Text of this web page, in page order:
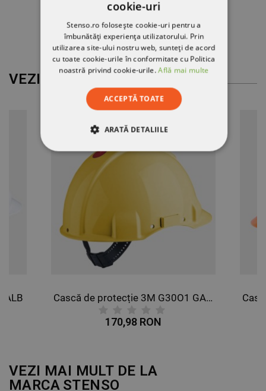
44,37 RON
37,69 RON
VEZI MAI MULT
ALB Cască de protecție 3M G30О1 GALBEN
170,98 RON
VEZI MAI MULT DE LA
MARCA STENSO
cookie-uri
Stenso.ro folosește cookie-uri pentru a
îmbunătăți experiența utilizatorului. Prin
utilizarea site-ului nostru web, sunteți de acord
cu toate cookie-urile în conformitate cu Politica
noastră privind cookie-urile.Află mai multe
ACCEPTĂ TOATE
ARATĂ DETALIILE
STRICT NECESARE
DE PERFORMANȚĂ
DE TARGETARE
DE FUNCŢIONALITATE
NECLASIFICATE